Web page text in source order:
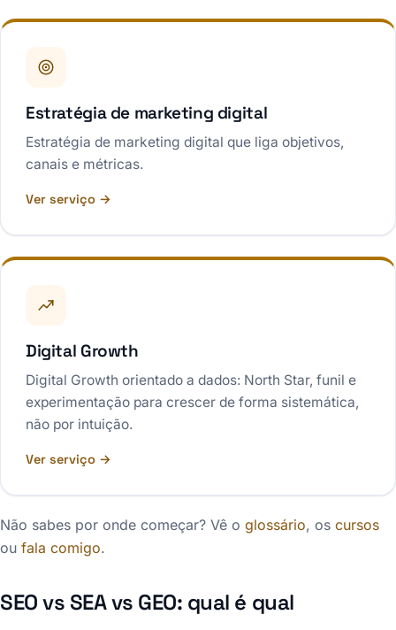
Estratégia de marketing digital
Estratégia de marketing digital que liga objetivos,
canais e métricas.
Ver serviço →
Digital Growth
Digital Growth orientado a dados: North Star, funil e
experimentação para crescer de forma sistemática,
não por intuição.
Ver serviço →
Não sabes por onde começar? Vê o glossário, os cursos
ou fala comigo.
SEO vs SEA vs GEO: qual é qual